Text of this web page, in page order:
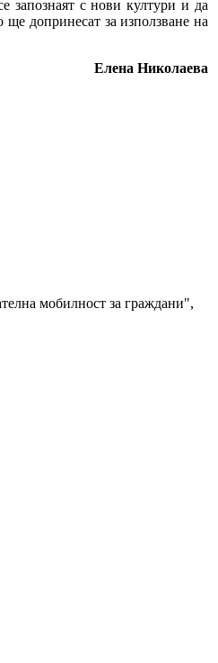
запознаят с нови култури и да
допринесат за използване на
Елена Николаева
мобилност за граждани",